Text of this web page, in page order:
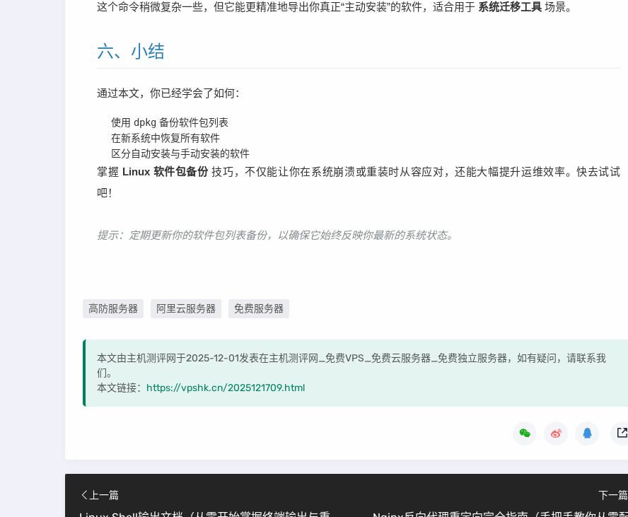
这个命令稍微复杂一些，但它能更精准地导出你真正“主动安装”的软件，适合用于 系统迁移工具 场景。
六、小结
通过本文，你已经学会了如何：
使用 dpkg 备份软件包列表
在新系统中恢复所有软件
区分自动安装与手动安装的软件
掌握 Linux 软件包备份技巧，不仅能让你在系统崩溃或重装时从容应对，还能大幅提升运维效率。快去试试
吧！
提示：定期更新你的软件包列表备份，以确保它始终反映你最新的系统状态。
高防服务器 阿里云服务器 免费服务器
本文由主机测评网于2025-12-01发表在主机测评网_免费VPS_免费云服务器_免费独立服务器，如有疑问，请联系我
们。
本文链接： https://vpshk.cn/2025121709.html
上一篇 下一篇